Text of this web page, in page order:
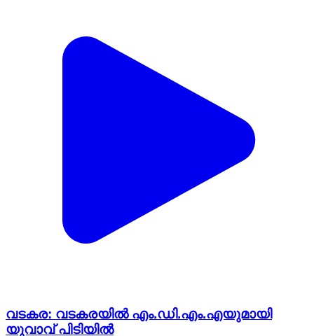
വടകര: വടകരയിൽ എം.ഡി.എം.എയുമായി
യുവാവ് പിടിയിൽ